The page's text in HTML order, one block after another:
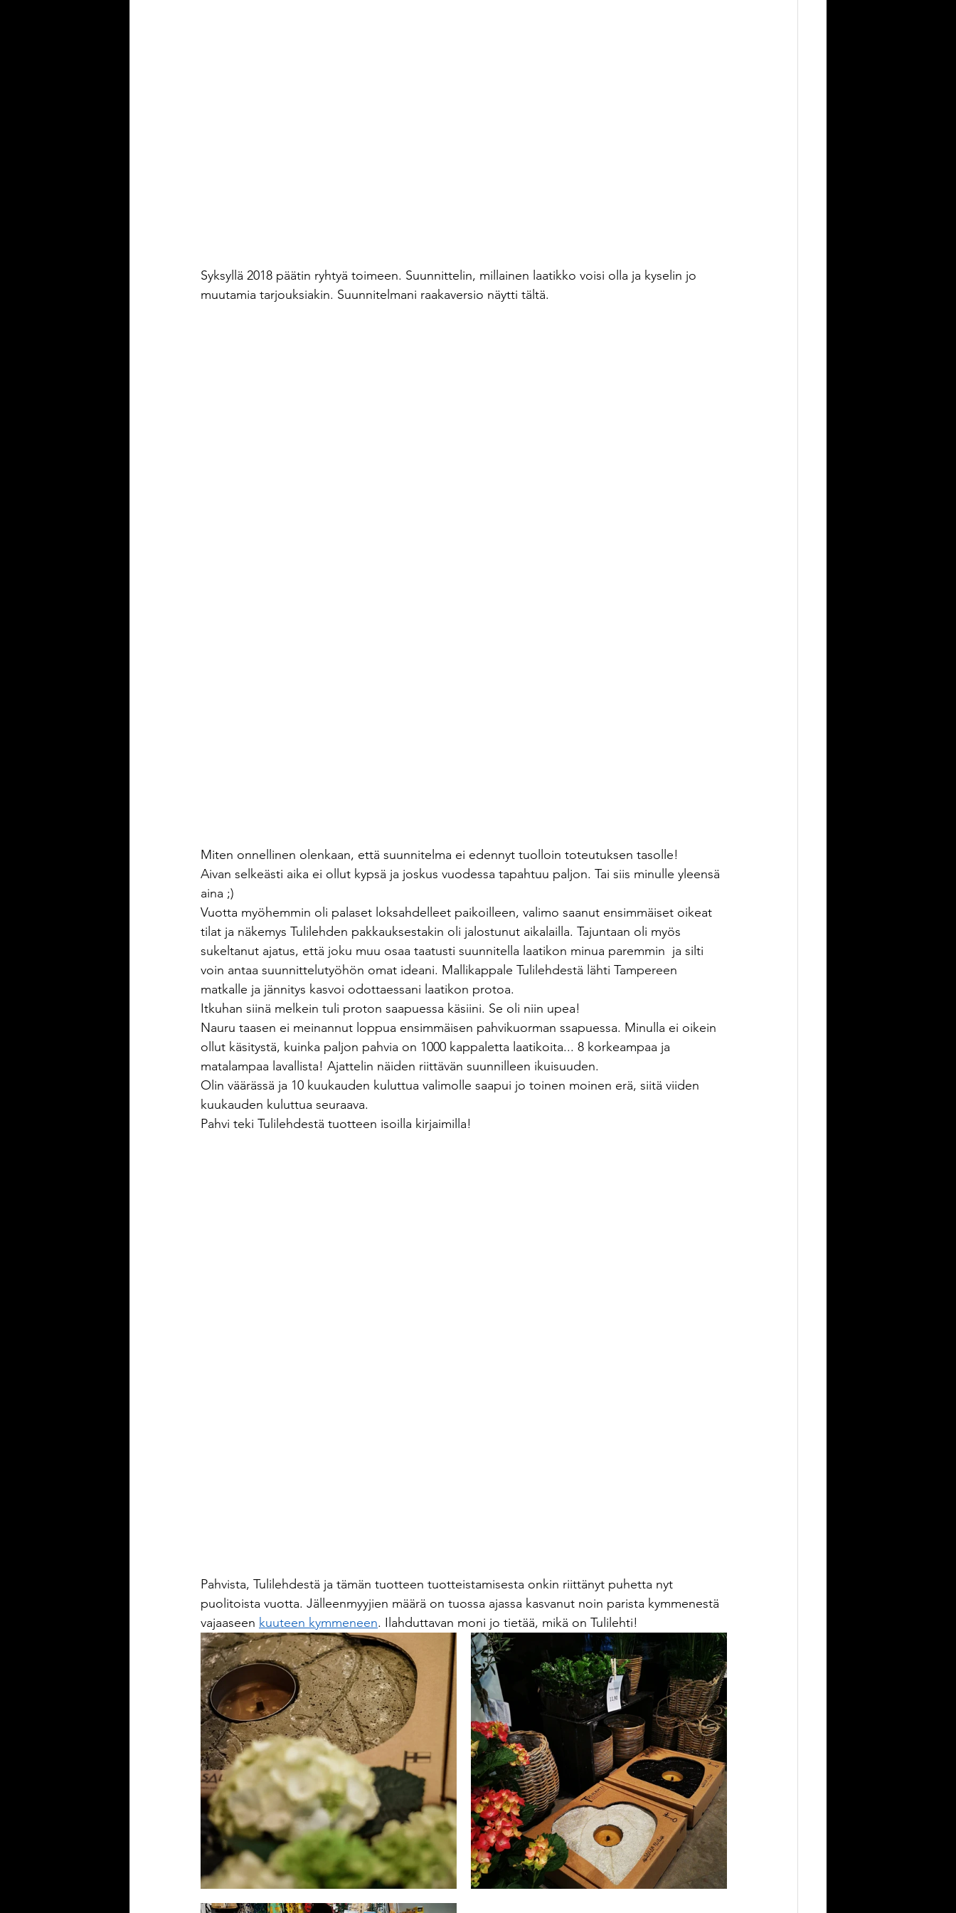
Syksyllä 2018 päätin ryhtyä toimeen. Suunnittelin, millainen laatikko voisi olla ja kyselin jo
muutamia tarjouksiakin. Suunnitelmani raakaversio näytti tältä.
Miten onnellinen olenkaan, että suunnitelma ei edennyt tuolloin toteutuksen tasolle!
Aivan selkeästi aika ei ollut kypsä ja joskus vuodessa tapahtuu paljon. Tai siis minulle yleensä
aina ;)
Vuotta myöhemmin oli palaset loksahdelleet paikoilleen, valimo saanut ensimmäiset oikeat
tilat ja näkemys Tulilehden pakkauksestakin oli jalostunut aikalailla. Tajuntaan oli myös
sukeltanut ajatus, että joku muu osaa taatusti suunnitella laatikon minua paremmin  ja silti
voin antaa suunnittelutyöhön omat ideani. Mallikappale Tulilehdestä lähti Tampereen
matkalle ja jännitys kasvoi odottaessani laatikon protoa.
Itkuhan siinä melkein tuli proton saapuessa käsiini. Se oli niin upea!
Nauru taasen ei meinannut loppua ensimmäisen pahvikuorman ssapuessa. Minulla ei oikein
ollut käsitystä, kuinka paljon pahvia on 1000 kappaletta laatikoita... 8 korkeampaa ja
matalampaa lavallista! Ajattelin näiden riittävän suunnilleen ikuisuuden.
Olin väärässä ja 10 kuukauden kuluttua valimolle saapui jo toinen moinen erä, siitä viiden
kuukauden kuluttua seuraava.
Pahvi teki Tulilehdestä tuotteen isoilla kirjaimilla!
Pahvista, Tulilehdestä ja tämän tuotteen tuotteistamisesta onkin riittänyt puhetta nyt
puolitoista vuotta. Jälleenmyyjien määrä on tuossa ajassa kasvanut noin parista kymmenestä
vajaaseen kuuteen kymmeneen. Ilahduttavan moni jo tietää, mikä on Tulilehti!